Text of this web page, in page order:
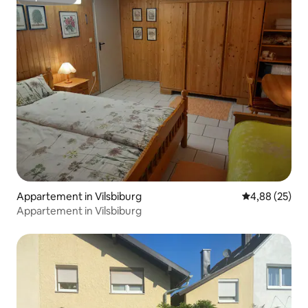
Appartement in Vilsbiburg Gemiddelde
4,88 (25)
Appartement in Vilsbiburg